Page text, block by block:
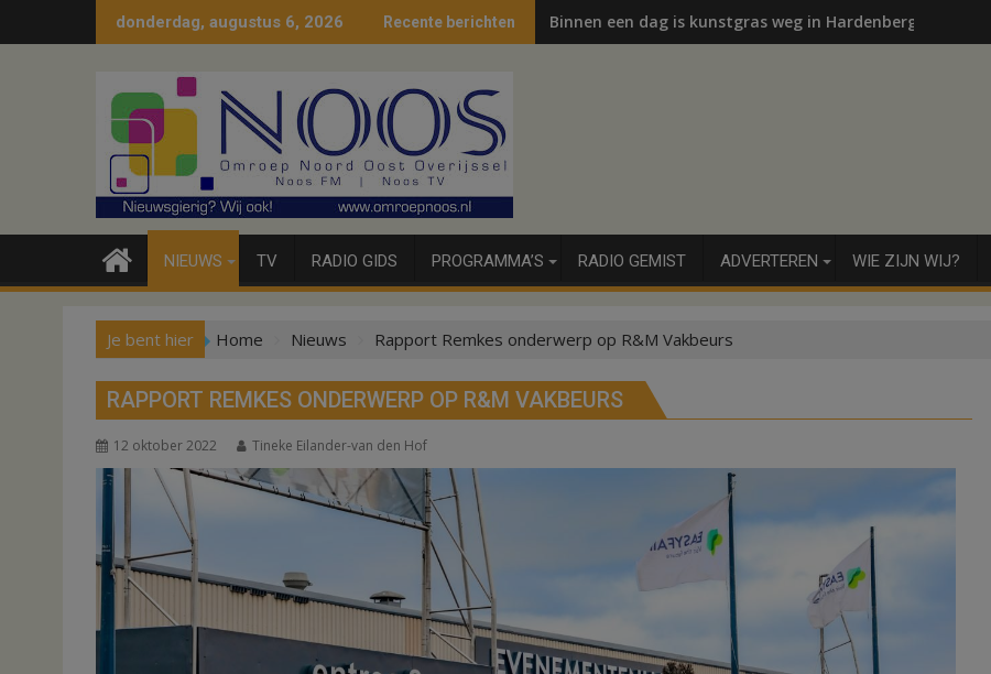
naar
donderdag, augustus 6, 2026 Recente berichten Binnen een dag is kunstgras weg in Hardenberg en Sibculo
NIEUWS TV RADIO GIDS PROGRAMMA’S RADIO GEMIST ADVERTEREN WIE ZIJN WIJ?
Je bent hier Home Nieuws Rapport Remkes onderwerp op R&M Vakbeurs
RAPPORT REMKES ONDERWERP OP R&M VAKBEURS
12 oktober 2022 Tineke Eilander-van den Hof